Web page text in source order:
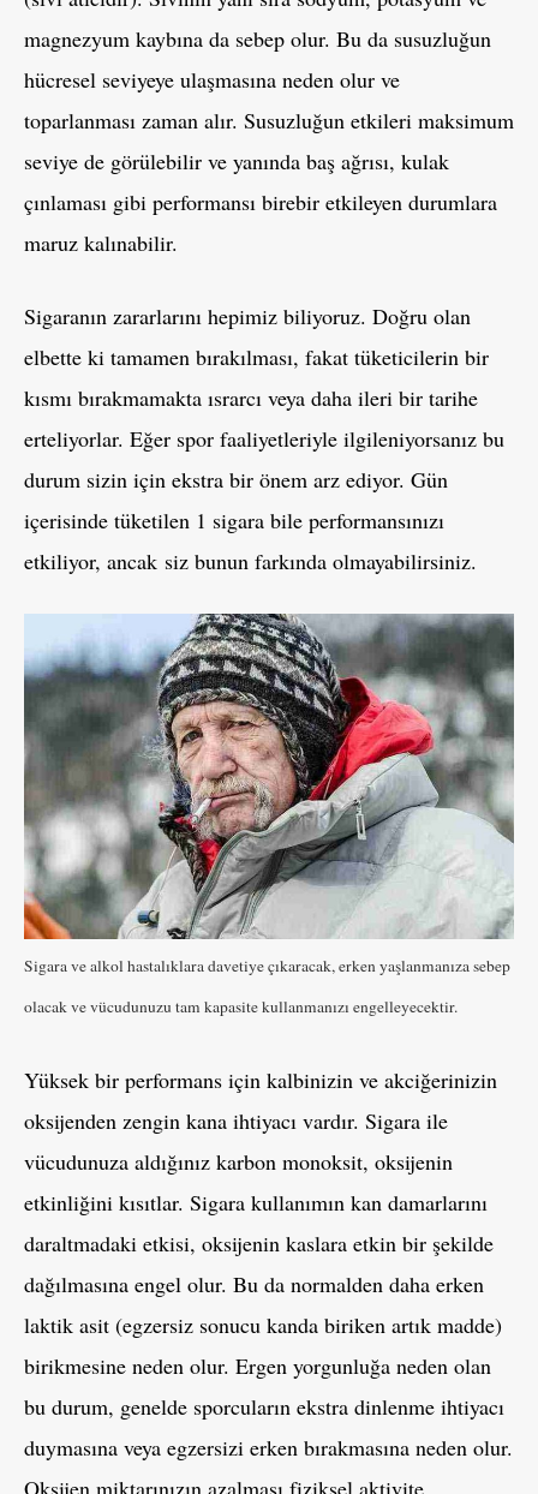
magnezyum kaybına da sebep olur. Bu da susuzluğun
hücresel seviyeye ulaşmasına neden olur ve
toparlanması zaman alır. Susuzluğun etkileri maksimum
seviye de görülebilir ve yanında baş ağrısı, kulak
çınlaması gibi performansı birebir etkileyen durumlara
maruz kalınabilir.
Sigaranın zararlarını hepimiz biliyoruz. Doğru olan
elbette ki tamamen bırakılması, fakat tüketicilerin bir
kısmı bırakmamakta ısrarcı veya daha ileri bir tarihe
erteliyorlar. Eğer spor faaliyetleriyle ilgileniyorsanız bu
durum sizin için ekstra bir önem arz ediyor. Gün
içerisinde tüketilen 1 sigara bile performansınızı
etkiliyor, ancak siz bunun farkında olmayabilirsiniz.
Sigara ve alkol hastalıklara davetiye çıkaracak, erken yaşlanmanıza sebep
olacak ve vücudunuzu tam kapasite kullanmanızı engelleyecektir.
Yüksek bir performans için kalbinizin ve akciğerinizin
oksijenden zengin kana ihtiyacı vardır. Sigara ile
vücudunuza aldığınız karbon monoksit, oksijenin
etkinliğini kısıtlar. Sigara kullanımın kan damarlarını
daraltmadaki etkisi, oksijenin kaslara etkin bir şekilde
dağılmasına engel olur. Bu da normalden daha erken
laktik asit (egzersiz sonucu kanda biriken artık madde)
birikmesine neden olur. Ergen yorgunluğa neden olan
bu durum, genelde sporcuların ekstra dinlenme ihtiyacı
duymasına veya egzersizi erken bırakmasına neden olur.
Oksijen miktarınızın azalması fiziksel aktivite